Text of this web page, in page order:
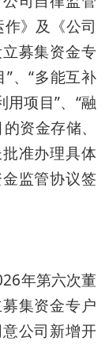
》及《公司
募集资金专
、“多能互补
项目”、“融
资金存储、
准办理具体
监管协议签
年第六次董
集资金专户
公司新增开